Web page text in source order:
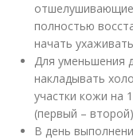
отшелушивающие
полностью
начать
Для уменьшения
накладывать
участки кожи на
(первый –
В день